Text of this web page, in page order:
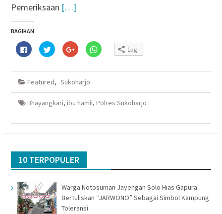
Pemeriksaan […]
BAGIKAN
Klik
untuk
membagikan
Facebook(Membuka
jendela
baru)
Klik
untuk
berbagi
Twitter(Membuka
jendela
baru)
Klik
untuk
berbagi
Google+
di
yang
baru)
Klik
untuk
WhatsApp(Membuka
baru)
Lagi
Featured, Sukoharjo
Bhayangkari, ibu hamil, Polres Sukoharjo
10 TERPOPULER
Warga Notosuman Jayengan Solo Hias Gapura
Bertuliskan “JARWONO” Sebagai Simbol Kampung
Toleransi